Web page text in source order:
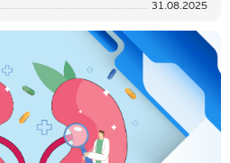
31.08.2025